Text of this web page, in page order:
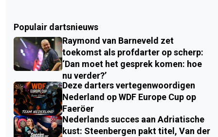
Populair dartsnieuws
Raymond van Barneveld zet
toekomst als profdarter op scherp:
‘Dan moet het gesprek komen: hoe
nu verder?’
Deze darters vertegenwoordigen
Nederland op WDF Europe Cup op
Faeröer
Nederlands succes aan Adriatische
kust: Steenbergen pakt titel, Van der